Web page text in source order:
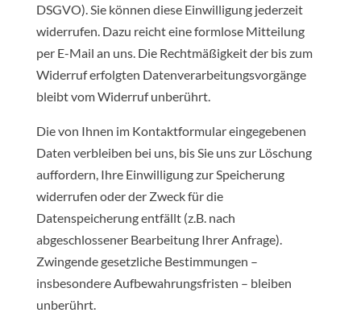
DSGVO). Sie können diese Einwilligung jederzeit
widerrufen. Dazu reicht eine formlose Mitteilung
per E-Mail an uns. Die Rechtmäßigkeit der bis zum
Widerruf erfolgten Datenverarbeitungsvorgänge
bleibt vom Widerruf unberührt.
Die von Ihnen im Kontaktformular eingegebenen
Daten verbleiben bei uns, bis Sie uns zur Löschung
auffordern, Ihre Einwilligung zur Speicherung
widerrufen oder der Zweck für die
Datenspeicherung entfällt (z.B. nach
abgeschlossener Bearbeitung Ihrer Anfrage).
Zwingende gesetzliche Bestimmungen –
insbesondere Aufbewahrungsfristen – bleiben
unberührt.